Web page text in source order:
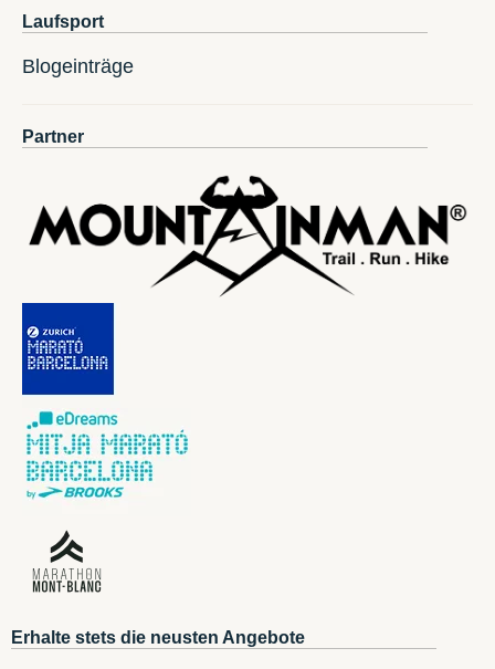
Laufsport
Blogeinträge
Partner
Erhalte stets die neusten Angebote